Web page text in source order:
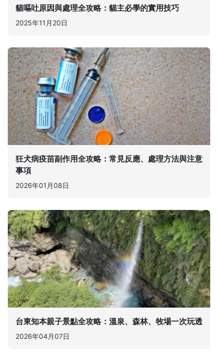
貓嘔吐原因與處理全攻略：貓主必學的實用技巧
2025年11月20日
狂犬病疫苗副作用全攻略：常見反應、處理方法與注意
事項
2026年01月08日
台東知本親子景點全攻略：溫泉、森林、牧場一次玩透
2026年04月07日